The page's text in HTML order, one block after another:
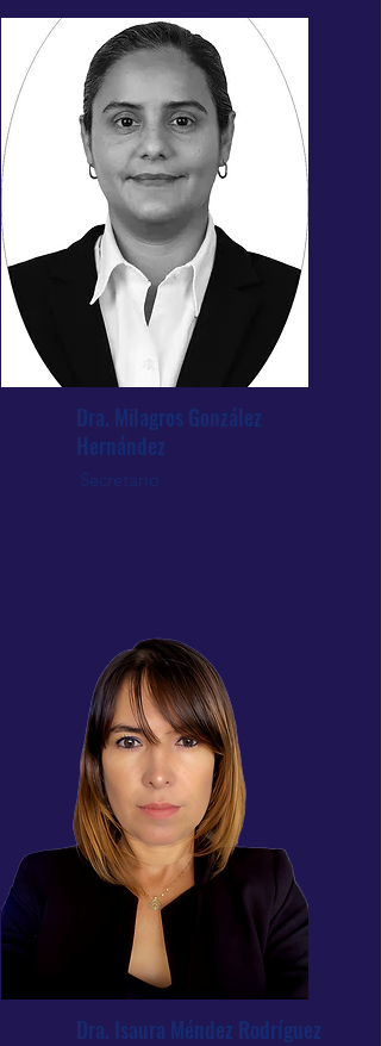
Dra. Milagros González
Hernández
Secretario
Dra. Isaura Méndez Rodríguez